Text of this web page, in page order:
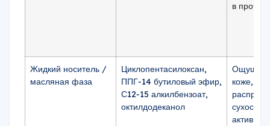
в
Жидкий носитель /
масляная фаза
Циклопентасилоксан,
ППГ-14 бутиловый эфир,
С12-15 алкилбензоат,
октилдодеканол
коже,
сухость
активная